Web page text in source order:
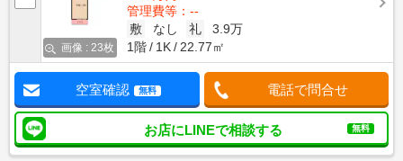
画像 : 23枚
管理費等：--
敷
なし 礼
3.9万
1階
1K 22.77㎡
空室確認 無料 電話で問合せ
お店にLINEで相談する 無料